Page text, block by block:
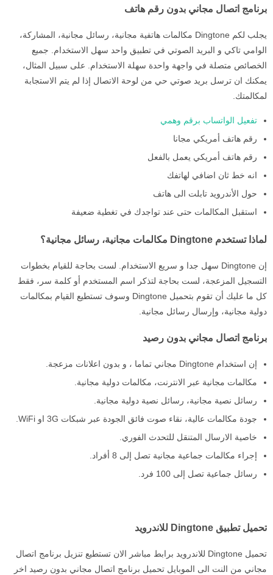
برنامج اتصال مجاني بدون رقم هاتف
يجلب لكم Dingtone مكالمات هاتفية مجانية، رسائل مجانية، المشاركة،
الوامي تاكي و البريد الصوتي في تطبيق واحد سهل الاستخدام. جميع
الخصائص متصلة في واجهة واحدة سهلة الاستخدام. على سبيل المثال،
يمكنك ان ترسل بريد صوتي حي من لوحة الاتصال إذا لم يتم الاستجابة
لمكالمتك.
تفعيل الواتساب برقم وهمي
رقم هاتف أمريكي مجانا
رقم هاتف أمريكي يعمل بالفعل
انه خط ثان اضافي لهاتفك
حول الأندرويد تابلت الى هاتف
استقبل المكالمات حتى عند تواجدك في تغطية ضعيفة
لماذا تستخدم Dingtone مكالمات مجانية، رسائل مجانية؟
إن Dingtone سهل جدا و سريع الاستخدام. لست بحاجة للقيام بخطوات
التسجيل المزعجة، لست بحاجة لتذكر اسم المستخدم أو كلمة سر، فقط
كل ما عليك أن تقوم بتحميل Dingtone وسوف تستطيع القيام بمكالمات
دولية مجانية، وإرسال رسائل مجانية.
برنامج اتصال مجاني بدون رصيد
إن استخدام Dingtone مجاني تماما ، و بدون اعلانات مزعجة.
مكالمات مجانية عبر الانترنت، مكالمات دولية مجانية.
رسائل نصية مجانية، رسائل نصية دولية مجانية.
جودة مكالمات عالية، نقاء صوت فائق الجودة عبر شبكات 3G او WiFi.
خاصية الارسال المتنقل للتحدث الفوري.
إجراء مكالمات جماعية مجانية تصل إلى 8 أفراد.
رسائل جماعية تصل إلى 100 فرد.
تحميل تطبيق Dingtone للاندرويد
تحميل Dingtone للاندرويد برابط مباشر الان تستطيع تنزيل برنامج اتصال
مجاني من النت الى الموبايل تحميل برنامج اتصال مجاني بدون رصيد اخر